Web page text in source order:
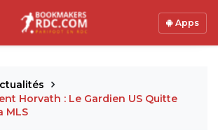
Apps
Horvath : Le Gardien US Quitte
MLS